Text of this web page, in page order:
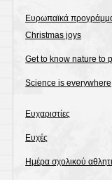
Ευρωπαϊκά
Christmas joys
Get to know nature to
Science is everywhere
Ευχαριστίες
Ευχές
Ημέρα σχολικού